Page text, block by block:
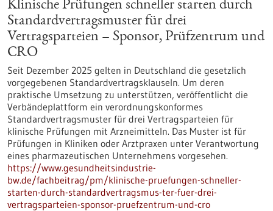
Klinische Prüfungen schneller starten durch
Standardvertragsmuster für drei
Vertragsparteien – Sponsor, Prüfzentrum und
CRO
Seit Dezember 2025 gelten in Deutschland die gesetzlich
vorgegebenen Standardvertragsklauseln. Um deren
praktische Umsetzung zu unterstützen, veröffentlicht die
Verbändeplattform ein verordnungskonformes
Standardvertragsmuster für drei Vertragsparteien für
klinische Prüfungen mit Arzneimitteln. Das Muster ist für
Prüfungen in Kliniken oder Arztpraxen unter Verantwortung
eines pharmazeutischen Unternehmens vorgesehen.
https://www.gesundheitsindustrie-
bw.de/fachbeitrag/pm/klinische-pruefungen-schneller-
starten-durch-standardvertragsmus-ter-fuer-drei-
vertragsparteien-sponsor-pruefzentrum-und-cro